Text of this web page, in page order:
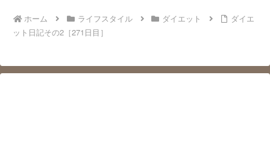
ホーム ライフスタイル ダイエット
ダイエ
ット日記その2［271日目］